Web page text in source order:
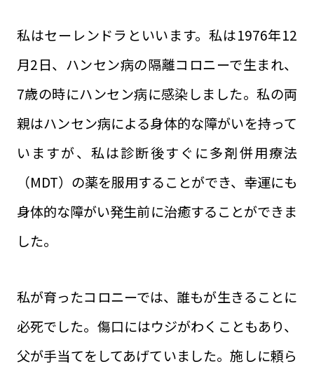
私はセーレンドラといいます。私は1976年12
月2日、ハンセン病の隔離コロニーで生まれ、
7歳の時にハンセン病に感染しました。私の両
親はハンセン病による身体的な障がいを持って
いますが、私は診断後すぐに多剤併用療法
（MDT）の薬を服用することができ、幸運にも
身体的な障がい発生前に治癒することができま
した。
私が育ったコロニーでは、誰もが生きることに
必死でした。傷口にはウジがわくこともあり、
父が手当てをしてあげていました。施しに頼ら